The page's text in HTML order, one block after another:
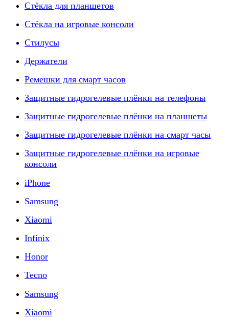
Стёкла для планшетов
Стёкла на игровые консоли
Стилусы
Держатели
Ремешки для смарт часов
Защитные гидрогелевые плёнки на телефоны
Защитные гидрогелевые плёнки на планшеты
Защитные гидрогелевые плёнки на смарт часы
Защитные гидрогелевые плёнки на игровые
консоли
iPhone
Samsung
Xiaomi
Infinix
Honor
Tecno
Samsung
Xiaomi